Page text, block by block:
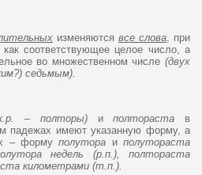
изменяютсявсе слова, при
соответствующее целое число, а
во множественном числе(двух
седьмым).
– полторы) иполтораста в
падежах имеют указанную форму, а
– формуполутора иполутораста
недель (р.п.), полтораста
километрами (т.п.).